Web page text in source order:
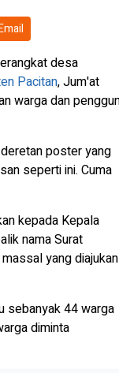
desa
Pacitan, Jum'at
warga dan
poster yang
seperti ini. Cuma
kepada Kepala
nama Surat
yang diajukan
sebanyak 44 warga
diminta